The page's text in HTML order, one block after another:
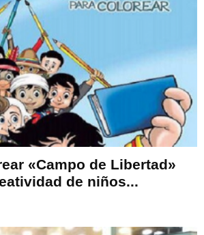
«Campo de Libertad»
de niños...